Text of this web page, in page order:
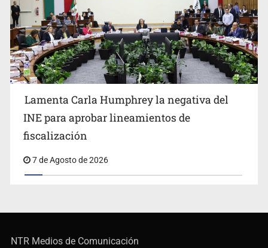
Lamenta Carla Humphrey la negativa del
INE para aprobar lineamientos de
fiscalización
7 de Agosto de 2026
NTR Medios de Comunicación